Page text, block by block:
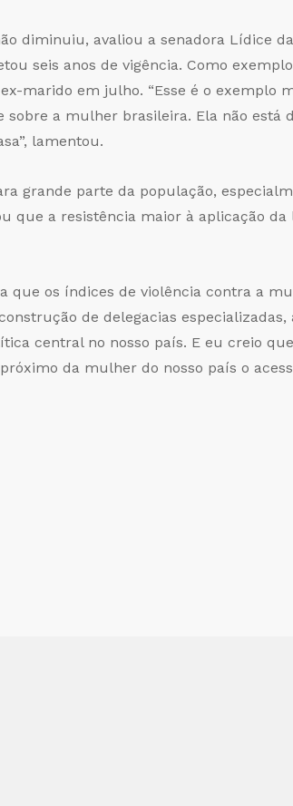
diminuiu, avaliou a senadora Lídice
seis anos de vigência. Como
marido em julho. “Esse é o exemplo
a mulher brasileira. Ela não está
lamentou.
grande parte da população,
que a resistência maior à aplicação
que os índices de violência contra a
de delegacias especializadas,
central no nosso país. E eu creio
da mulher do nosso país o